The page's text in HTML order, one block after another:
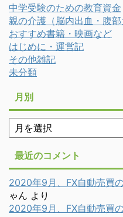
中学受験のための教育資金
親の介護（脳内出血・腹部
おすすめ書籍・映画など
はじめに・運営記
その他雑記
未分類
月別
月
別
最近のコメント
2020年9月、FX自動売買
ゃん より
2020年9月、FX自動売買